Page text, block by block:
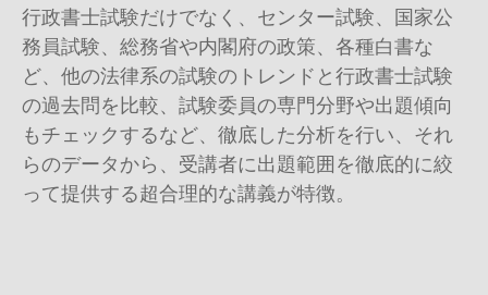
行政書士試験だけでなく、センター試験、国家公
務員試験、総務省や内閣府の政策、各種白書な
ど、他の法律系の試験のトレンドと行政書士試験
の過去問を比較、試験委員の専門分野や出題傾向
もチェックするなど、徹底した分析を行い、それ
らのデータから、受講者に出題範囲を徹底的に絞
って提供する超合理的な講義が特徴。